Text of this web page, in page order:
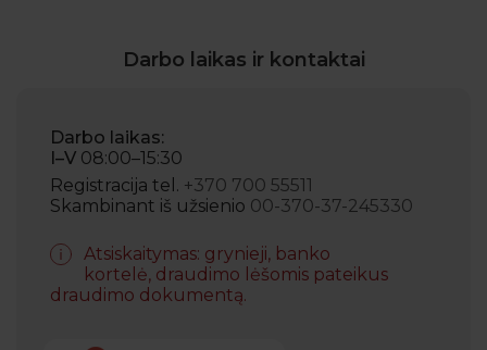
Darbo laikas ir kontaktai
Darbo laikas:
I–V 08:00–15:30
Registracija tel. +370 700 55511
Skambinant iš užsienio 00-370-37-245330
Atsiskaitymas: grynieji, banko
kortelė, draudimo lėšomis pateikus
draudimo dokumentą.